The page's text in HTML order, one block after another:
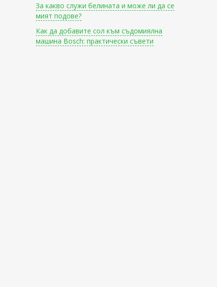
За какво служи белината и може ли да се
мият подове?
Как да добавите сол към съдомиялна
машина Bosch: практически съвети